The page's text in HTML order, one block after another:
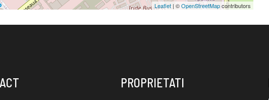
Leaflet| ©OpenStreetMapcontributors
PROPRIETATI